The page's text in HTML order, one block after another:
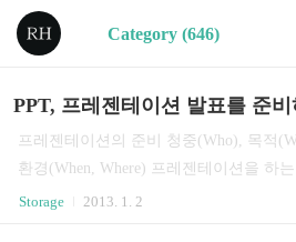
Category (646)
프레젠테이션의 준비 청중(Who), 목적
환경(When, Where) 프레젠테이션을 하
m: 새로운 정보, 명료한 전달Persuade: 새
Storage 2013. 1. 2